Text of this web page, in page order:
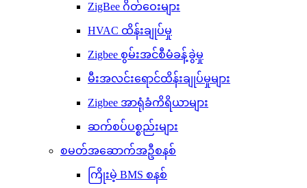
ZigBee ဂိတ်ဝေးများ
HVAC ထိန်းချုပ်မှု
Zigbee စွမ်းအင်စီမံခန့်ခွဲမှု
မီးအလင်းရောင်ထိန်းချုပ်မှုများ
Zigbee အာရုံခံကိရိယာများ
ဆက်စပ်ပစ္စည်းများ
စမတ်အဆောက်အဦစနစ်
ကြိုးမဲ့ BMS စနစ်